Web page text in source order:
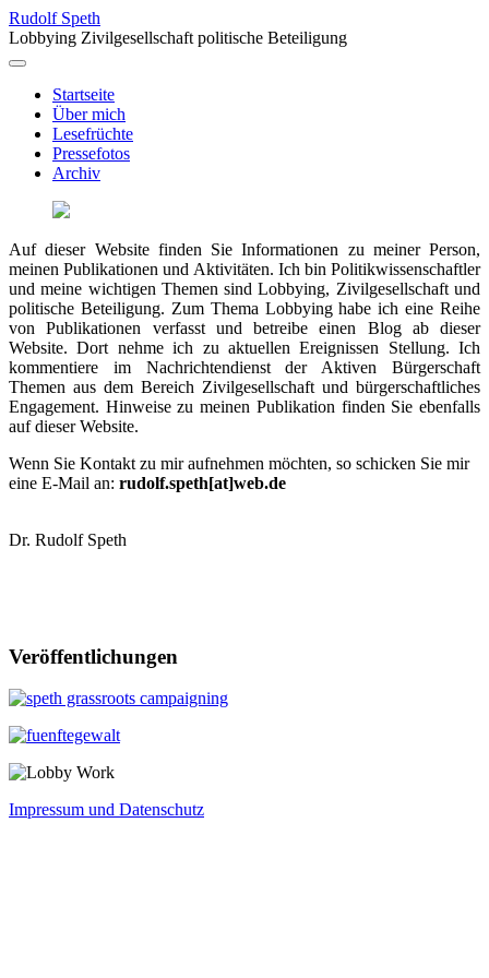
Rudolf Speth
Lobbying Zivilgesellschaft politische Beteiligung
Startseite
Über mich
Lesefrüchte
Pressefotos
Archiv
Auf dieser Website finden Sie Informationen zu meiner Person,
meinen Publikationen und Aktivitäten. Ich bin Politikwissenschaftler
und meine wichtigen Themen sind Lobbying, Zivilgesellschaft und
politische Beteiligung. Zum Thema Lobbying habe ich eine Reihe
von Publikationen verfasst und betreibe einen Blog ab dieser
Website. Dort nehme ich zu aktuellen Ereignissen Stellung. Ich
kommentiere im Nachrichtendienst der Aktiven Bürgerschaft
Themen aus dem Bereich Zivilgesellschaft und bürgerschaftliches
Engagement. Hinweise zu meinen Publikation finden Sie ebenfalls
auf dieser Website.
Wenn Sie Kontakt zu mir aufnehmen möchten, so schicken Sie mir
eine E-Mail an: rudolf.speth[at]web.de
Dr. Rudolf Speth
Veröffentlichungen
Impressum und Datenschutz